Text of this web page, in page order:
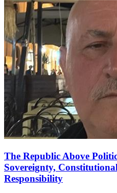
The Republic Above
Sovereignty,
Responsibility